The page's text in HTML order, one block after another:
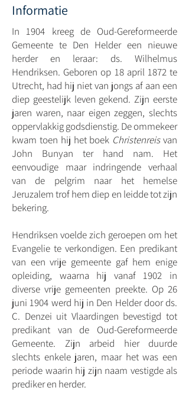
Informatie
In 1904 kreeg de Oud-Gereformeerde
Gemeente te Den Helder een nieuwe
herder en leraar: ds. Wilhelmus
Hendriksen. Geboren op 18 april 1872 te
Utrecht, had hij niet van jongs af aan een
diep geestelijk leven gekend. Zijn eerste
jaren waren, naar eigen zeggen, slechts
oppervlakkig godsdienstig. De ommekeer
kwam toen hij het boek Christenreisvan
John Bunyan ter hand nam. Het
eenvoudige maar indringende verhaal
van de pelgrim naar het hemelse
Jeruzalem trof hem diep en leidde tot zijn
bekering.
Hendriksen voelde zich geroepen om het
Evangelie te verkondigen. Een predikant
van een vrije gemeente gaf hem enige
opleiding, waarna hij vanaf 1902 in
diverse vrije gemeenten preekte. Op 26
juni 1904 werd hij in Den Helder door ds.
C. Denzei uit Vlaardingen bevestigd tot
predikant van de Oud-Gereformeerde
Gemeente. Zijn arbeid hier duurde
slechts enkele jaren, maar het was een
periode waarin hij zijn naam vestigde als
prediker en herder.